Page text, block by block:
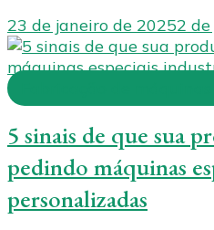
23 de janeiro de 20252
5 sinais de que sua
pedindo máquinas
personalizadas